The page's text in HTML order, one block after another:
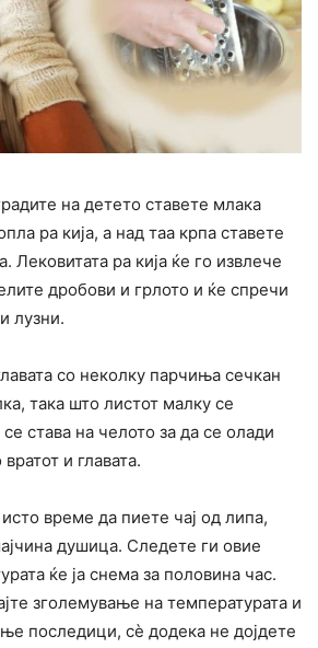
на детето ставете млака
ра кија, а над таа крпа ставете
Лековитата ра кија ќе го извлече
дробови и грлото и ќе спречи
лузни.
со неколку парчиња сечкан
така што листот малку се
става на челото за да се олади
и главата.
време да пиете чај од липа,
душица. Следете ги овие
ќе ја снема за половина час.
зголемување на температурата и
последици, сè додека не дојдете